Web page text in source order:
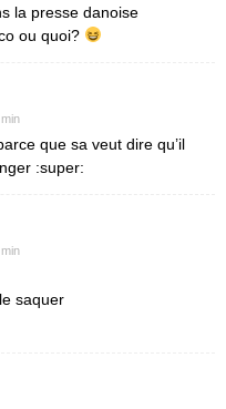
la presse danoise
ou quoi?
que sa veut dire qu’il
:super:
saquer